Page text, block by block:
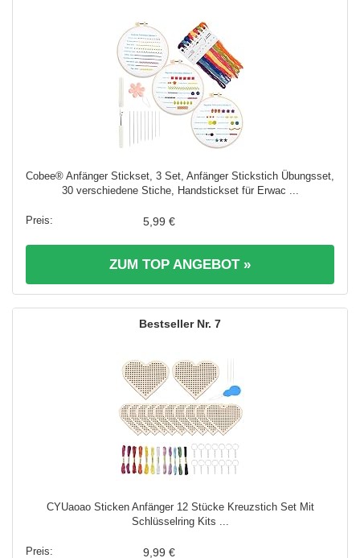
Cobee® Anfänger Stickset, 3 Set, Anfänger Stickstich Übungsset,
30 verschiedene Stiche, Handstickset für Erwac ...
5,99 €
ZUM TOP ANGEBOT »
7
CYUaoao Sticken Anfänger 12 Stücke Kreuzstich Set Mit
Schlüsselring Kits ...
9,99 €